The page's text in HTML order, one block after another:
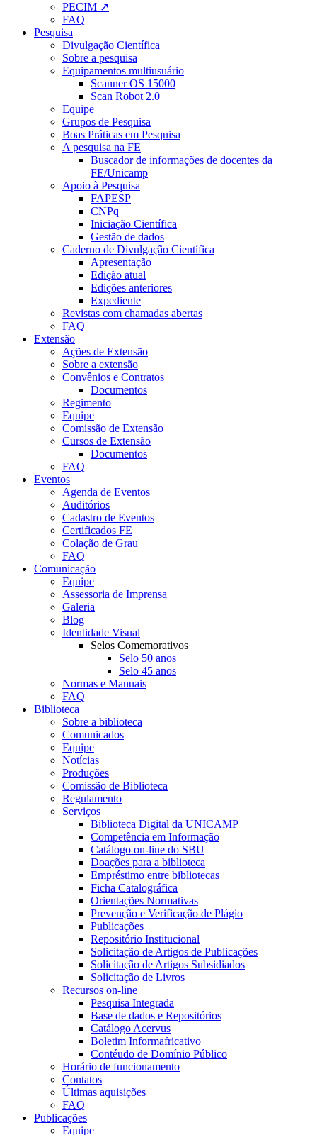
PECIM ↗
FAQ
Pesquisa
Divulgação Científica
Sobre a pesquisa
Equipamentos multiusuário
Scanner OS 15000
Scan Robot 2.0
Equipe
Grupos de Pesquisa
Boas Práticas em Pesquisa
A pesquisa na FE
Buscador de informações de docentes da
FE/Unicamp
Apoio à Pesquisa
FAPESP
CNPq
Iniciação Científica
Gestão de dados
Caderno de Divulgação Científica
Apresentação
Edição atual
Edições anteriores
Expediente
Revistas com chamadas abertas
FAQ
Extensão
Ações de Extensão
Sobre a extensão
Convênios e Contratos
Documentos
Regimento
Equipe
Comissão de Extensão
Cursos de Extensão
Documentos
FAQ
Eventos
Agenda de Eventos
Auditórios
Cadastro de Eventos
Certificados FE
Colação de Grau
FAQ
Comunicação
Equipe
Assessoria de Imprensa
Galeria
Blog
Identidade Visual
Selos Comemorativos
Selo 50 anos
Selo 45 anos
Normas e Manuais
FAQ
Biblioteca
Sobre a biblioteca
Comunicados
Equipe
Notícias
Produções
Comissão de Biblioteca
Regulamento
Serviços
Biblioteca Digital da UNICAMP
Competência em Informação
Catálogo on-line do SBU
Doações para a biblioteca
Empréstimo entre bibliotecas
Ficha Catalográfica
Orientações Normativas
Prevenção e Verificação de Plágio
Publicações
Repositório Institucional
Solicitação de Artigos de Publicações
Solicitação de Artigos Subsidiados
Solicitação de Livros
Recursos on-line
Pesquisa Integrada
Base de dados e Repositórios
Catálogo Acervus
Boletim Informafricativo
Contéudo de Domínio Público
Horário de funcionamento
Contatos
Últimas aquisições
FAQ
Publicações
Equipe